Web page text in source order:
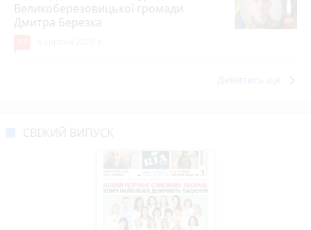
Великоберезовицької громади
Дмитра Березка